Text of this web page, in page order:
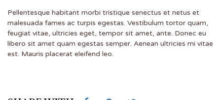
Pellentesque habitant morbi tristique senectus et netus et
malesuada fames ac turpis egestas. Vestibulum tortor quam,
feugiat vitae, ultricies eget, tempor sit amet, ante. Donec eu
libero sit amet quam egestas semper. Aenean ultricies mi vitae
est. Mauris placerat eleifend leo.